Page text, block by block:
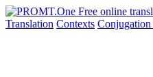
Translation Contexts Conjugation